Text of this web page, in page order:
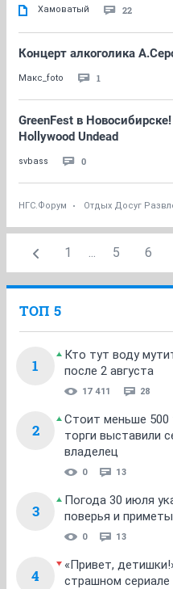
Хамоватый 22
Концерт алкоголика
Макс_foto 1
GreenFest в
Hollywood Undead
svbass 0
НГС.Форум Отдых Досуг
1 ... 5 6
ТОП 5
1
Кто тут воду
после 2 августа
17 411 28
2
Стоит меньше 500
торги выставили
владелец
0 13
3
Погода 30 июля
поверья и приметы
0 13
4
«Привет,
страшном сериале